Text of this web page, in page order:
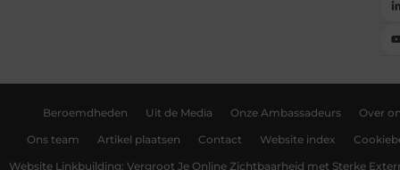
Beroemdheden Uit de Media Onze Ambassadeurs Over
Ons team Artikel plaatsen Contact Website index
Website Linkbuilding: Vergroot Je Online Zichtbaarheid met Sterke